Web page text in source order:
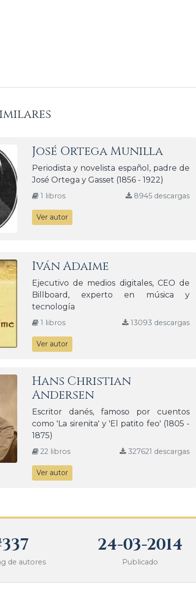
José Ortega Munilla
Periodista y novelista español, padre de
José Ortega y Gasset (1856 - 1922)
1 libros 8945 descargas
Ver autor
Iván Adaime
Ejecutivo de medios digitales, CEO de
Billboard, experto en música y
tecnología
1 libros 13093 descargas
Ver autor
Hans Christian
Andersen
Escritor danés, famoso por cuentos
como 'La sirenita' y 'El patito feo' (1805 -
1875)
22 libros 327621 descargas
Ver autor
de autores
24-03-2014
Publicado